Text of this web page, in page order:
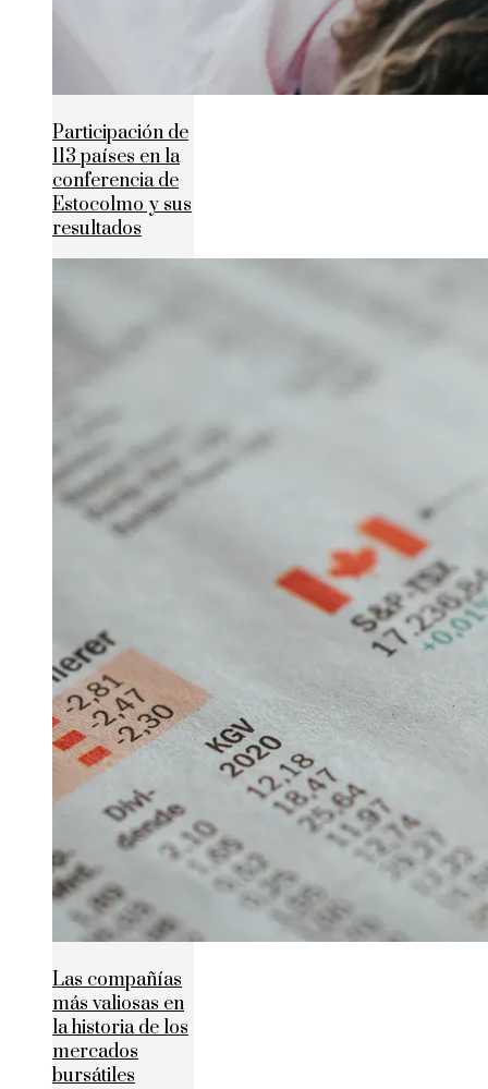
Participación de
113 países en la
conferencia de
Estocolmo y sus
resultados
Las compañías
más valiosas en
la historia de los
mercados
bursátiles